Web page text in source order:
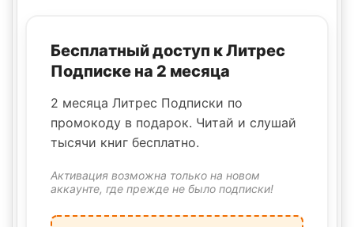
Бесплатный доступ к Литрес
Подписке на 2 месяца
2 месяца Литрес Подписки по
промокоду в подарок. Читай и слушай
тысячи книг бесплатно.
Активация возможна только на новом
аккаунте, где прежде не было подписки!